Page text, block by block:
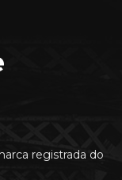
registrada do